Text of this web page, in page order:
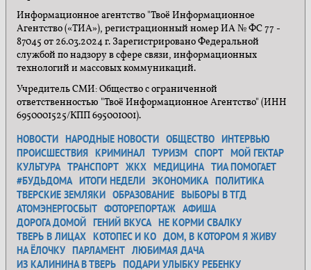
Информационное агентство "Твоё Информационное
Агентство («ТИА»), регистрационный номер ИА № ФС 77 -
87045 от 26.03.2024 г. Зарегистрировано Федеральной
службой по надзору в сфере связи, информационных
технологий и массовых коммуникаций.
Учредитель СМИ: Общество с ограниченной
ответственностью "Твоё Информационное Агентство" (ИНН
6950001525/КПП 695001001).
НОВОСТИ НАРОДНЫЕ НОВОСТИ ОБЩЕСТВО ИНТЕРВЬЮ
ПРОИСШЕСТВИЯ КРИМИНАЛ ТУРИЗМ СПОРТ МОЙ ГЕКТАР
КУЛЬТУРА ТРАНСПОРТ ЖКХ МЕДИЦИНА ТИА ПОМОГАЕТ
#БУДЬДОМА ИТОГИ НЕДЕЛИ ЭКОНОМИКА ПОЛИТИКА
ТВЕРСКИЕ ЗЕМЛЯКИ ОБРАЗОВАНИЕ ВЫБОРЫ В ТГД
АТОМЭНЕРГОСБЫТ ФОТОРЕПОРТАЖ АФИША
ДОРОГА ДОМОЙ ГЕНИЙ ВКУСА НЕ КОРМИ СВАЛКУ
ТВЕРЬ В ЛИЦАХ КОТОПЕС И КО ДОМ, В КОТОРОМ Я ЖИВУ
НА ЁЛОЧКУ ПАРЛАМЕНТ ЛЮБИМАЯ ДАЧА
ИЗ КАЛИНИНА В ТВЕРЬ ПОДАРИ УЛЫБКУ РЕБЕНКУ